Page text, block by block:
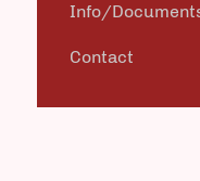
Info/
Contact